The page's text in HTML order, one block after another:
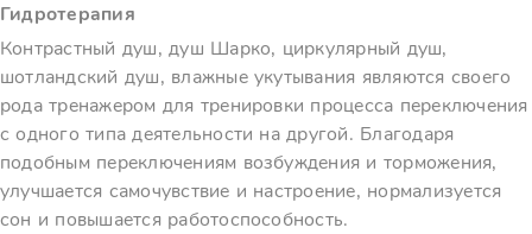
Гидротерапия
Контрастный душ, душ Шарко, циркулярный душ,
шотландский душ, влажные укутывания являются своего
рода тренажером для тренировки процесса переключения
с одного типа деятельности на другой. Благодаря
подобным переключениям возбуждения и торможения,
улучшается самочувствие и настроение, нормализуется
сон и повышается работоспособность.